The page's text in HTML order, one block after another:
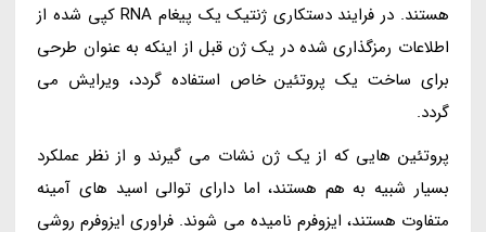
هستند. در فرایند دستکاری ژنتیک یک پیغام RNA کپی شده از
اطلاعات رمزگذاری شده در یک ژن قبل از اینکه به عنوان طرحی
برای ساخت یک پروتئین خاص استفاده گردد، ویرایش می
گردد.
پروتئین هایی که از یک ژن نشات می گیرند و از نظر عملکرد
بسیار شبیه به هم هستند، اما دارای توالی اسید های آمینه
متفاوت هستند، ایزوفرم نامیده می شوند. فراوری ایزوفرم روشی